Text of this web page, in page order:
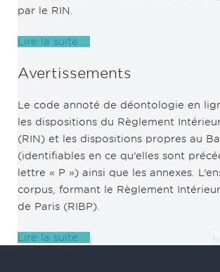
par le RIN.
Lire la suite ...
Avertissements
Le code annoté de déontologie en
les dispositions du Règlement
(RIN) et les dispositions propres au
(identifiables en ce qu’elles sont
lettre « P ») ainsi que les annexes.
corpus, formant le Règlement
de Paris (RIBP).
Lire la suite ...